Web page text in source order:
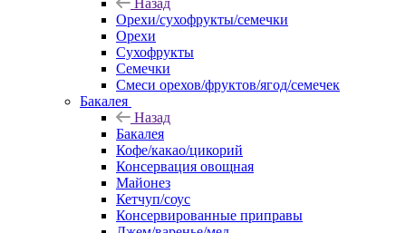
Назад
Орехи/сухофрукты/семечки
Орехи
Сухофрукты
Семечки
Смеси орехов/фруктов/ягод/семечек
Бакалея
Назад
Бакалея
Кофе/какао/цикорий
Консервация овощная
Майонез
Кетчуп/соус
Консервированные приправы